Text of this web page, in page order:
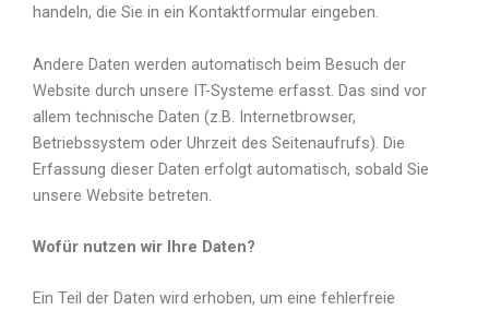
handeln, die Sie in ein Kontaktformular eingeben.
Andere Daten werden automatisch beim Besuch der
Website durch unsere IT-Systeme erfasst. Das sind vor
allem technische Daten (z.B. Internetbrowser,
Betriebssystem oder Uhrzeit des Seitenaufrufs). Die
Erfassung dieser Daten erfolgt automatisch, sobald Sie
unsere Website betreten.
Wofür nutzen wir Ihre Daten?
Ein Teil der Daten wird erhoben, um eine fehlerfreie